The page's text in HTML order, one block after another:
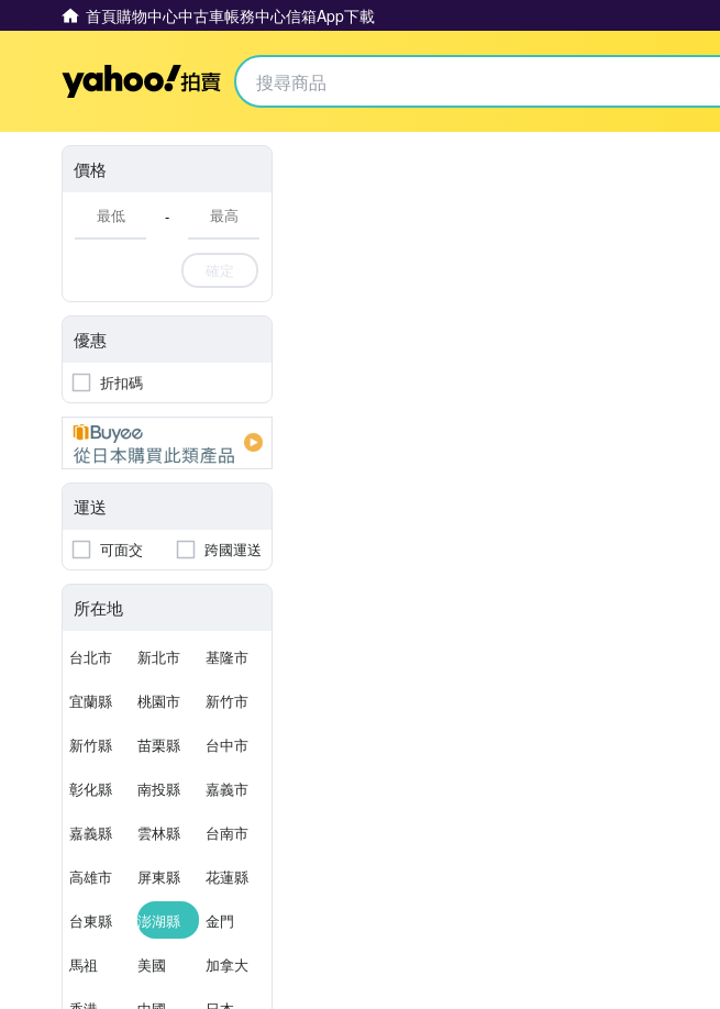
首頁購物中心中古車帳務中心信箱App下載
Yahoo拍賣
價格
-
確定
優惠
折扣碼
運送
可面交 跨國運送
所在地
台北市 新北市 基隆市
宜蘭縣 桃園市 新竹市
新竹縣 苗栗縣 台中市
彰化縣 南投縣 嘉義市
嘉義縣 雲林縣 台南市
高雄市 屏東縣 花蓮縣
台東縣 澎湖縣 金門
馬祖 美國 加拿大